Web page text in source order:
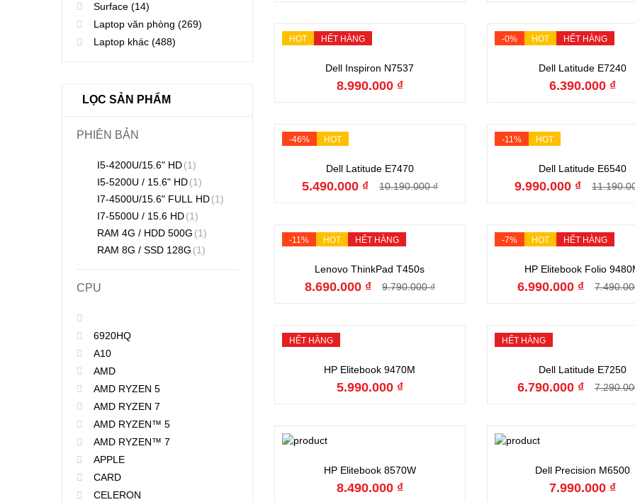
Surface (14)
Laptop văn phòng (269)
Laptop khác (488)
LỌC SẢN PHẨM
PHIÊN BẢN
I5-4200U/15.6" HD(1)
I5-5200U / 15.6" HD(1)
I7-4500U/15.6" FULL HD(1)
I7-5500U / 15.6 HD(1)
RAM 4G / HDD 500G (1)
RAM 8G / SSD 128G (1)
CPU
6920HQ
A10
AMD
AMD RYZEN 5
AMD RYZEN 7
AMD RYZEN™ 5
AMD RYZEN™ 7
APPLE
CARD
CELERON
Hết hàng
HOT HẾT HÀNG
Dell Inspiron N7537
8.990.000 ₫
Hết hàng
-0% HOT HẾT HÀNG
Dell Latitude E7240
6.390.000 ₫
Đặt hàng
-46% HOT
Dell Latitude E7470
5.490.000 ₫ 10.190.000 ₫
Đặt hàng
-11% HOT
Dell Latitude E6540
9.990.000 ₫
Hết hàng
-11% HOT HẾT HÀNG
Lenovo ThinkPad T450s
8.690.000 ₫ 9.790.000 ₫
Hết hàng
-7% HOT HẾT HÀNG
HP Elitebook Folio
6.990.000 ₫
Hết hàng
HẾT HÀNG
HP Elitebook 9470M
5.990.000 ₫
Hết hàng
HẾT HÀNG
Dell Latitude E7250
6.790.000 ₫
Đặt hàng
HP Elitebook 8570W
8.490.000 ₫
Đặt hàng
Dell Precision M6500
7.990.000 ₫